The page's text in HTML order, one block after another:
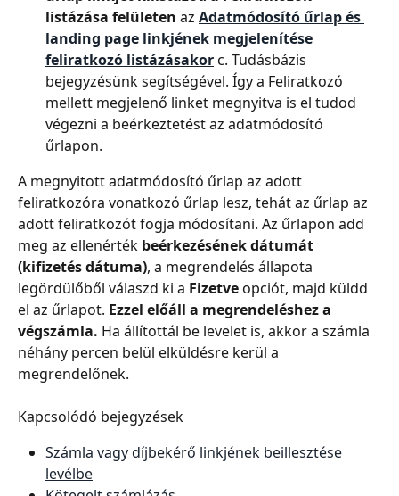
listázása felületen az Adatmódosító űrlap és
landing page linkjének megjelenítése
feliratkozó listázásakor c. Tudásbázis
bejegyzésünk segítségével. Így a Feliratkozó
mellett megjelenő linket megnyitva is el tudod
végezni a beérkeztetést az adatmódosító
űrlapon.
A megnyitott adatmódosító űrlap az adott
feliratkozóra vonatkozó űrlap lesz, tehát az űrlap az
adott feliratkozót fogja módosítani. Az űrlapon add
meg az ellenérték beérkezésének dátumát
(kifizetés dátuma), a megrendelés állapota
legördülőből válaszd ki a Fizetve opciót, majd küldd
el az űrlapot. Ezzel előáll a megrendeléshez a
végszámla. Ha állítottál be levelet is, akkor a számla
néhány percen belül elküldésre kerül a
megrendelőnek.
Kapcsolódó bejegyzések
Számla vagy díjbekérő linkjének beillesztése
levélbe